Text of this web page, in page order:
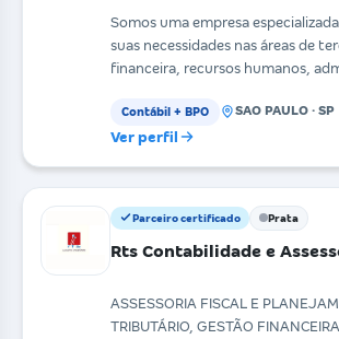
Somos uma empresa
suas necessidades nas áreas de
financeira, recursos humanos,
Contábil + BPO SAO PAULO · SP
Ver perfil
Parceiro certificado Prata
Rts Contabilidade e
ASSESSORIA FISCAL E
TRIBUTÁRIO, GESTÃO